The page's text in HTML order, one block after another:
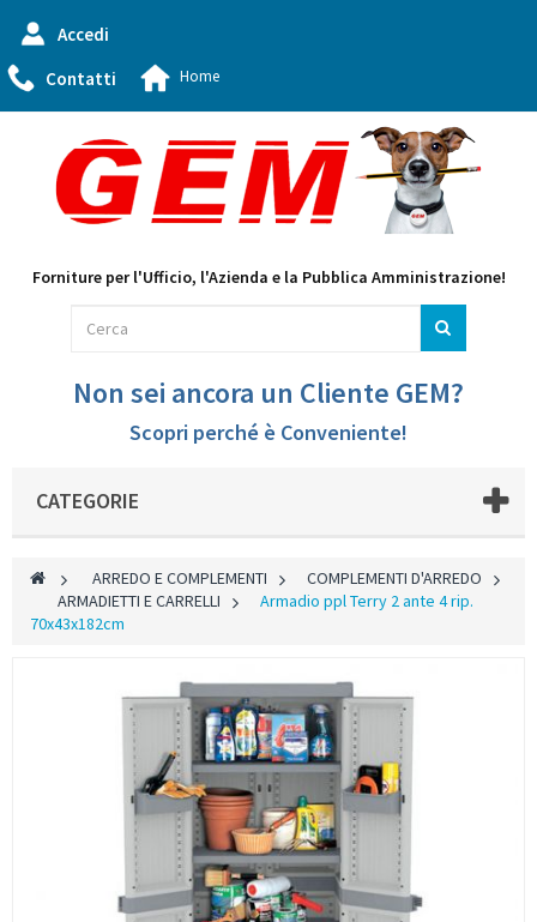
Accedi
Contatti
Home
Forniture per l'Ufficio, l'Azienda e la Pubblica Amministrazione!
Non sei ancora un Cliente GEM?
Scopri perché è Conveniente!
CATEGORIE
> ARREDO E COMPLEMENTI >
COMPLEMENTI D'ARREDO
ARMADIETTI E CARRELLI >
Armadio ppl Terry 2 ante 4 rip.
70x43x182cm